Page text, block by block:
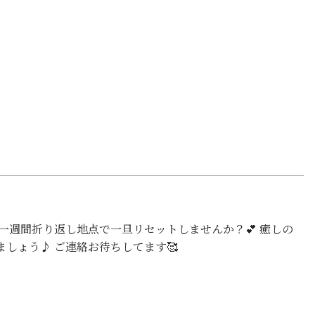
週間折り返し地点で一旦リセットしませんか？💕 癒しの
しょう♪ ご連絡お待ちしてます🥰